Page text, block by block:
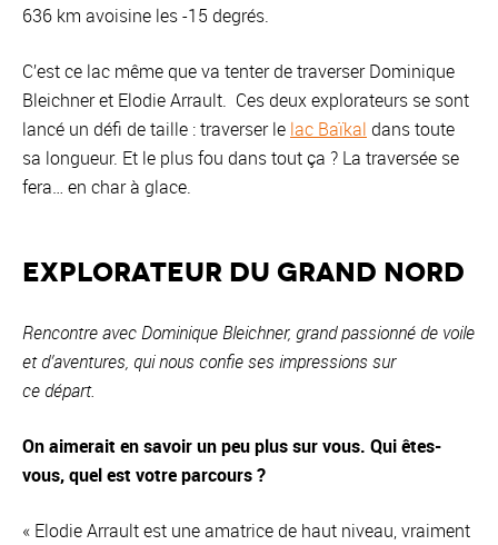
636 km avoisine les -15 degrés.
C’est ce lac même que va tenter de traverser Dominique
Bleichner et Elodie Arrault. Ces deux explorateurs se sont
lancé un défi de taille : traverser le lac Baïkal dans toute
sa longueur. Et le plus fou dans tout ça ? La traversée se
fera… en char à glace.
Explorateur du grand Nord
Rencontre avec Dominique Bleichner, grand passionné de voile
et d’aventures, qui nous confie ses impressions sur
ce départ.
On aimerait en savoir un peu plus sur vous. Qui êtes-
vous, quel est votre parcours ?
« Elodie Arrault est une amatrice de haut niveau, vraiment